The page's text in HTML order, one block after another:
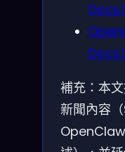
Docs）
Docs）
補充：本
新聞內容